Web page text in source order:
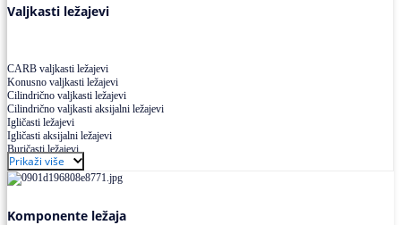
Valjkasti ležajevi
CARB valjkasti ležajevi
Konusno valjkasti ležajevi
Cilindrično valjkasti ležajevi
Cilindrično valjkasti aksijalni ležajevi
Igličasti ležajevi
Igličasti aksijalni ležajevi
Buričasti ležajevi
Buričasti zaptiveni ležajevi
Buričasti aksijalni ležajevi
Prikaži više
Komponente ležaja